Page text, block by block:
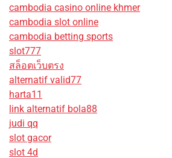
cambodia casino online khmer
cambodia slot online
cambodia betting sports
slot777
สล็อตเว็บตรง
alternatif valid77
harta11
link alternatif bola88
judi qq
slot gacor
slot 4d